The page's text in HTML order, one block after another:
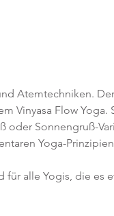
Atemtechniken.
Vinyasa Flow
oder Sonnengruß-
Yoga-
für alle Yogis, die